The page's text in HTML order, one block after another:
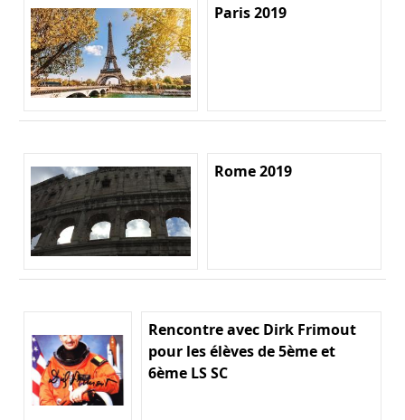
Paris 2019
Rome 2019
Rencontre avec Dirk Frimout
pour les élèves de 5ème et
6ème LS SC